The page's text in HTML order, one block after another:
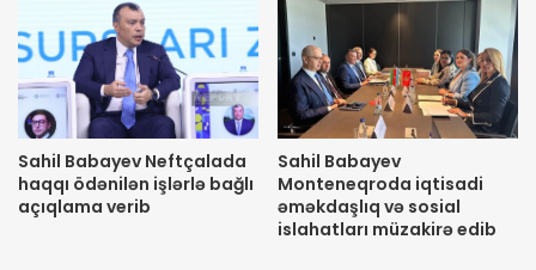
Sahil Babayev Neftçalada
haqqı ödənilən işlərlə bağlı
açıqlama verib
Sahil Babayev
Monteneqroda iqtisadi
əməkdaşlıq və sosial
islahatları müzakirə edib